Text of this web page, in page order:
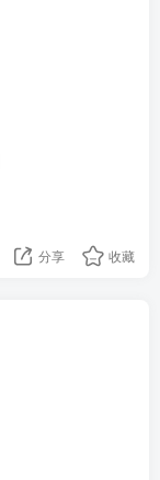
分享 收藏